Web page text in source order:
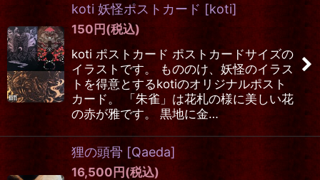
koti 妖怪ポストカード [koti]
150円(税込)
koti ポストカード ポストカードサイズの
イラストです。 もののけ、妖怪のイラス
トを得意とするkotiのオリジナルポスト
カード。 「朱雀」は花札の様に美しい花
の赤が雅です。 黒地に金…
狸の頭骨 [Qaeda]
16,500円(税込)